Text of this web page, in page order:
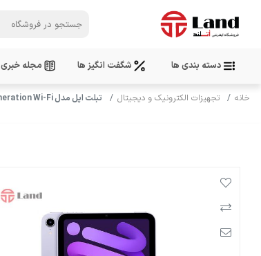
دسته بندی ها شگفت انگیز ها مجله خبری
خانه تجهیزات الکترونیک و دیجیتال تبلت اپل مدل iPad Mini 6th Generation Wi-Fi مدل ( A2567) ظرفیت 64 گیگابایت